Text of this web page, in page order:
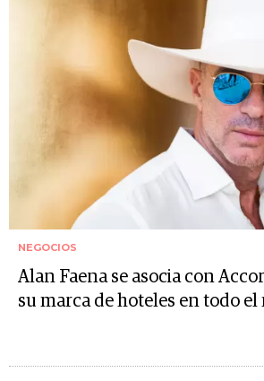
NEGOCIOS
Alan Faena se asocia con
su marca de hoteles en todo